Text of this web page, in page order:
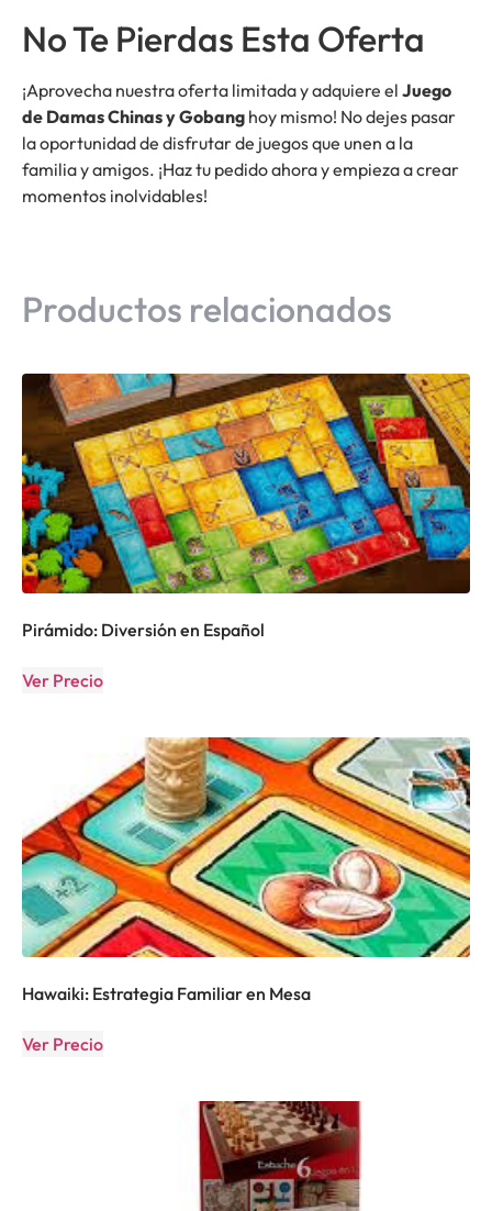
No Te Pierdas Esta Oferta
¡Aprovecha nuestra oferta limitada y adquiere el Juego
de Damas Chinas y Gobang hoy mismo! No dejes pasar
la oportunidad de disfrutar de juegos que unen a la
familia y amigos. ¡Haz tu pedido ahora y empieza a crear
momentos inolvidables!
Productos relacionados
Pirámido: Diversión en Español
Ver Precio
Hawaiki: Estrategia Familiar en Mesa
Ver Precio